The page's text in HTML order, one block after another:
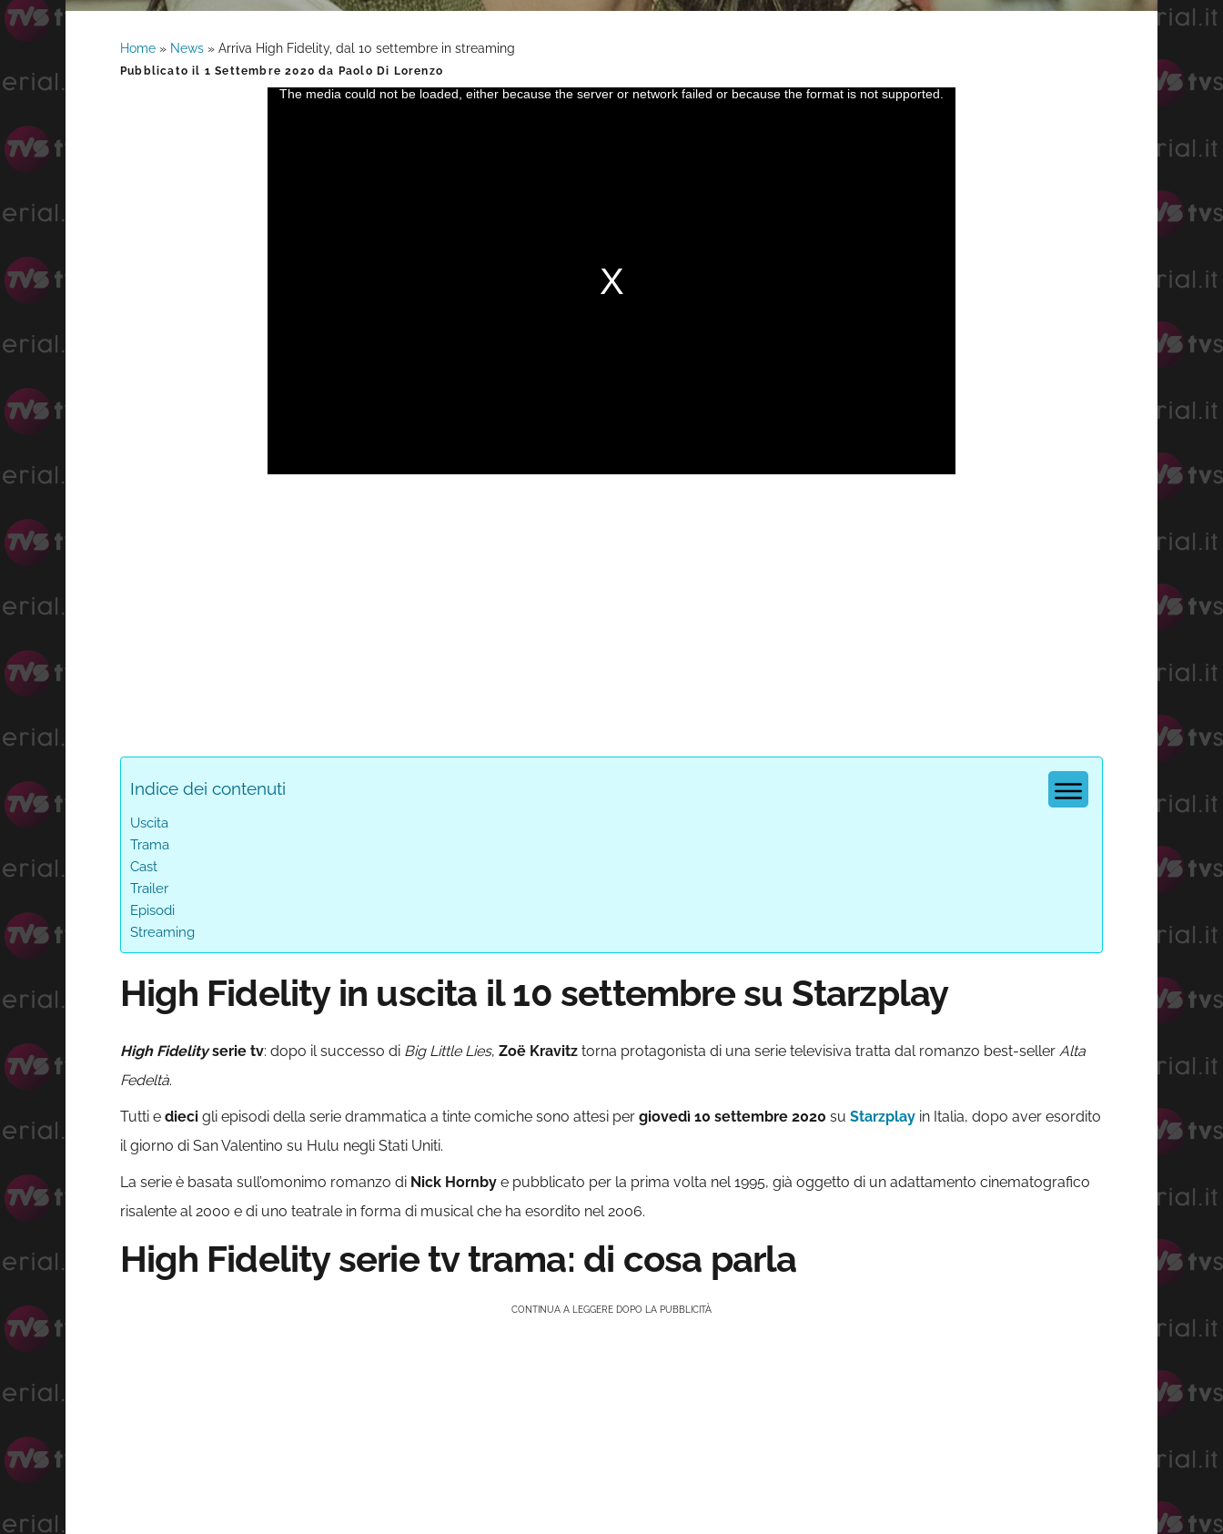
Home » News » Arriva High Fidelity, dal 10 settembre in streaming
Pubblicato il 1 Settembre 2020 da Paolo Di Lorenzo
The media could not be loaded, either because the server or network failed or because the format is not supported.
Indice dei contenuti
Uscita
Trama
Cast
Trailer
Episodi
Streaming
High Fidelity in uscita il 10 settembre su Starzplay
High Fidelityserie tv: dopo il successo di Big Little Lies, Zoë Kravitz torna protagonista di una serie televisiva tratta dal romanzo best-seller Alta
Fedeltà.
Tutti e dieci gli episodi della serie drammatica a tinte comiche sono attesi per giovedì 10 settembre 2020 su Starzplay in Italia, dopo aver esordito
il giorno di San Valentino su Hulu negli Stati Uniti.
La serie è basata sull’omonimo romanzo di Nick Hornby e pubblicato per la prima volta nel 1995, già oggetto di un adattamento cinematografico
risalente al 2000 e di uno teatrale in forma di musical che ha esordito nel 2006.
High Fidelity serie tv trama: di cosa parla
CONTINUA A LEGGERE DOPO LA PUBBLICITÀ
Barra